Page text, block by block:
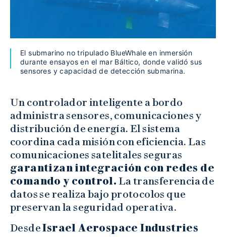
El submarino no tripulado BlueWhale en inmersión
durante ensayos en el mar Báltico, donde validó sus
sensores y capacidad de detección submarina.
Un controlador inteligente a bordo
administra sensores, comunicaciones y
distribución de energía. El sistema
coordina cada misión con eficiencia. Las
comunicaciones satelitales seguras
garantizan integración con redes de
comando y control. La transferencia de
datos se realiza bajo protocolos que
preservan la seguridad operativa.
DesdeIsrael Aerospace Industries